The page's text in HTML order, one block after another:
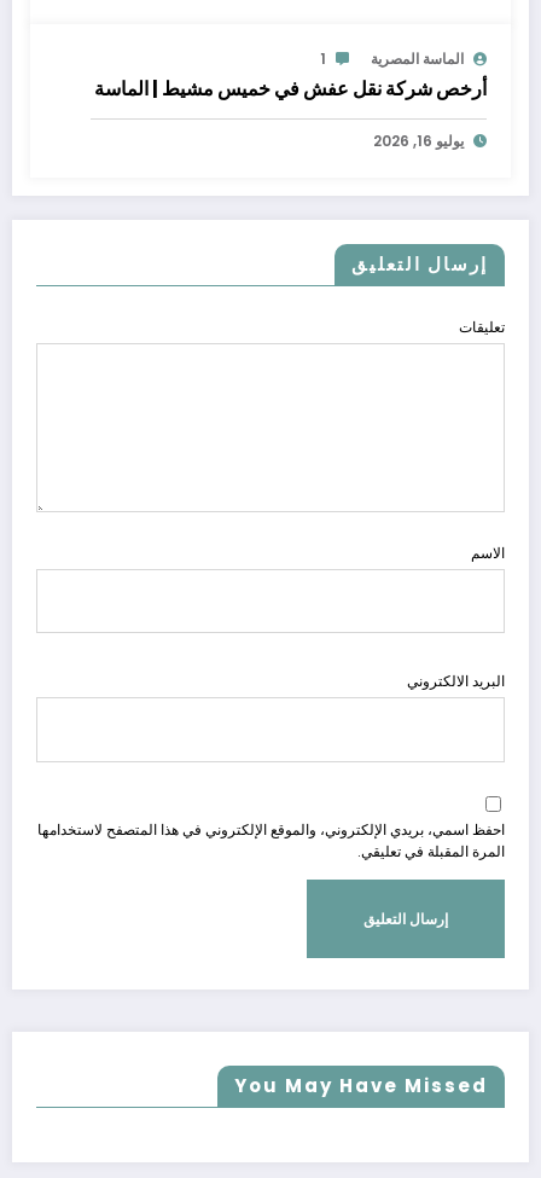
الماسة المصرية 1
أرخص شركة نقل عفش في خميس مشيط | الماسة
يوليو 16, 2026
إرسال التعليق
تعليقات
الاسم
البريد الالكتروني
احفظ اسمي، بريدي الإلكتروني، والموقع الإلكتروني في هذا المتصفح لاستخدامها
المرة المقبلة في تعليقي.
You May Have Missed